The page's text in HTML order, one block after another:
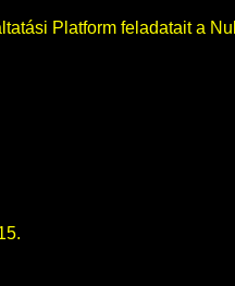
Platform feladatait a